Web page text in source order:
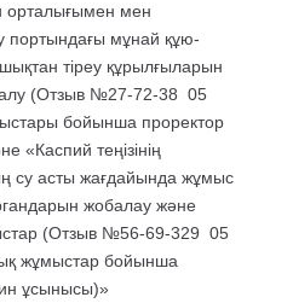
орталығымен мен
портындағы мұнай құю-
тіреу құрылғыларын
(Отзыв №27-72-38 05
бойынша проректор
«Каспий теңізінің
су асты жағдайында жұмыс
жобалау және
(Отзыв №56-69-329 05
жұмыстар бойынша
ұсынысы)»